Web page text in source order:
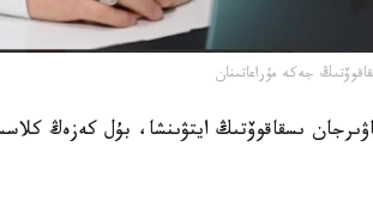
جەكە مۇراعاتىنان
ىسقاقوۆتىڭ ايتۋىنشا، بۇل كەزەڭ